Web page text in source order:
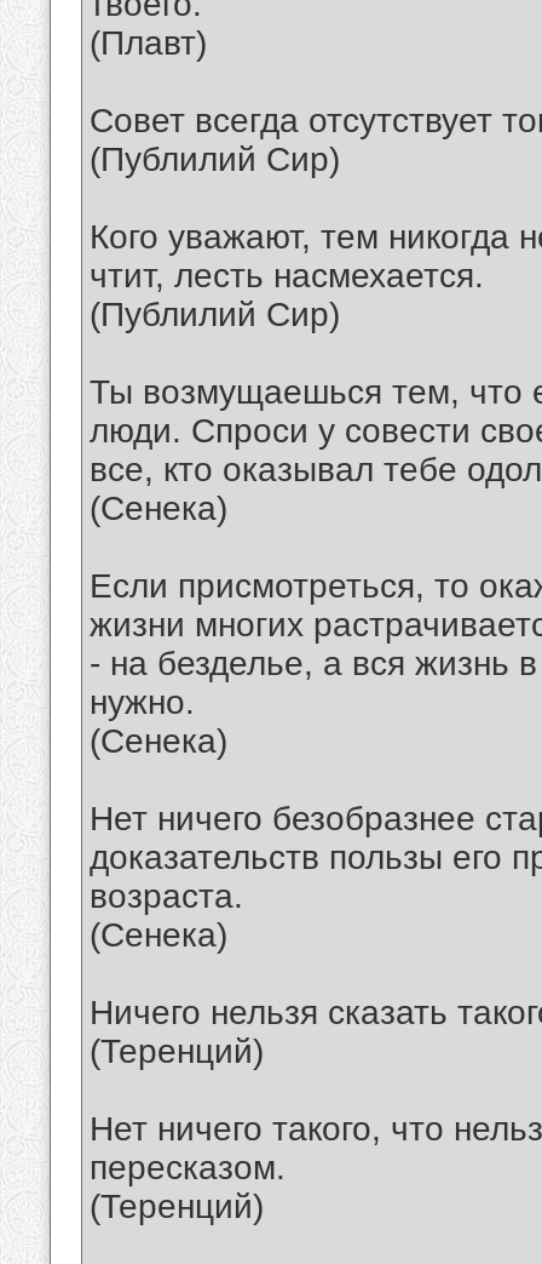
(Плавт)
Совет всегда отсутствует
(Публилий Сир)
Кого уважают, тем никогда
чтит, лесть насмехается.
(Публилий Сир)
Ты возмущаешься тем, что
люди. Спроси у совести
все, кто оказывал тебе
(Сенека)
Если присмотреться, то
жизни многих
- на безделье, а вся жизнь
нужно.
(Сенека)
Нет ничего безобразнее
доказательств пользы его
возраста.
(Сенека)
Ничего нельзя сказать
(Теренций)
Нет ничего такого, что
пересказом.
(Теренций)